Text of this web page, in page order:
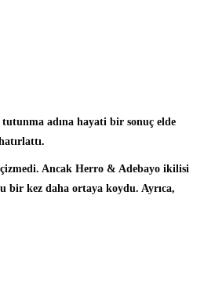
adına hayati bir sonuç elde
Ancak Herro & Adebayo ikilisi
bir kez daha ortaya koydu. Ayrıca,